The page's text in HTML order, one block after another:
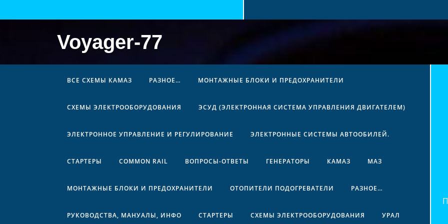
Voyager-77
ВСЕ СХЕМЫ КАМАЗ РАЗНОЕ… МОНТАЖНЫЕ БЛОКИ И ПРЕДОХРАНИТЕЛИ
СХЕМЫ ЭЛЕКТРООБОРУДОВАНИЯ ЭСУД (ЭЛЕКТРОННАЯ СИСТЕМА УПРАВЛЕНИЯ ДВИГАТЕЛЕМ)
ЭЛЕКТРОННОЕ УПРАВЛЕНИЕ И РЕГУЛИРОВАНИЕ ЭЛЕКТРОННЫЕ СИСТЕМЫ АВТООБИЛЕЙ.
СТАРТЕРЫ COMMON RAIL ВОПРОСЫ-ОТВЕТЫ ГЕНЕРАТОРЫ КАМАЗ МАЗ
МОНТАЖНЫЕ БЛОКИ И ПРЕДОХРАНИТЕЛИ ОТОПИТЕЛИ ПОДОГРЕВАТЕЛИ РАЗНОЕ…
РУКОВОДСТВА, МАНУАЛЫ, ИНФО СТАРТЕРЫ СХЕМЫ ЭЛЕКТРООБОРУДОВАНИЯ УРАЛ